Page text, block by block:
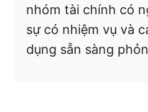
nhóm tài chính có
sự có nhiệm vụ và
dụng sẵn sàng